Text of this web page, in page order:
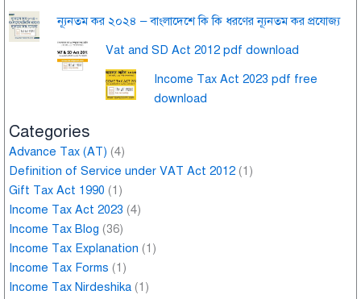
ন্যূনতম কর ২০২৪ – বাংলাদেশে কি কি ধরণের ন্যূনতম কর প্রযোজ্য
Vat and SD Act 2012 pdf download
Income Tax Act 2023 pdf free
download
Categories
Advance Tax (AT) (4)
Definition of Service under VAT Act 2012 (1)
Gift Tax Act 1990 (1)
Income Tax Act 2023 (4)
Income Tax Blog (36)
Income Tax Explanation (1)
Income Tax Forms (1)
Income Tax Nirdeshika (1)